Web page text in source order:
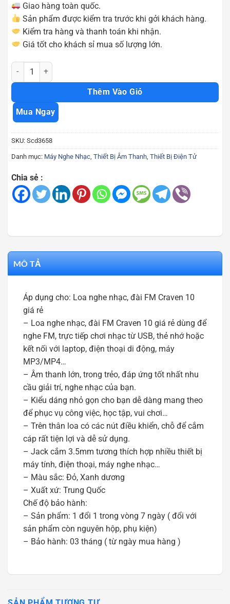
Giao hàng toàn quốc.
Sản phẩm được kiểm tra trước khi gởi khách hàng.
Kiểm tra hàng và thanh toán khi nhận.
Giá tốt cho khách sỉ mua số lượng lớn.
Máy nghe nhạc đài FM Craven 10 Craven 22 cao cấp Scd3658 số
Thêm Vào Giỏ
Mua Ngay
SKU: Scd3658
Danh mục: Máy Nghe Nhạc, Thiết Bị Âm Thanh, Thiết Bị Điện Tử
Chia sẻ :
MÔ TẢ
Áp dụng cho: Loa nghe nhạc, đài FM Craven 10
giá rẻ
– Loa nghe nhạc, đài FM Craven 10 giá rẻ dùng để
nghe FM, trực tiếp chơi nhạc từ USB, thẻ nhớ hoặc
kết nối với laptop, điện thoại di động, máy
MP3/MP4…
– Âm thanh lớn, trong trẻo, đáp ứng tốt nhất nhu
cầu giải trí, nghe nhạc của bạn.
– Kiểu dáng nhỏ gọn cho bạn dễ dàng mang theo
để phục vụ công việc, học tập, vui chơi…
– Trên thân loa có các nút điều khiển, chỗ để cắm
cáp rất tiện lợi và dễ sử dụng.
– Jack cắm 3.5mm tương thích hợp nhiều thiết bị
máy tính, điện thoại, máy nghe nhạc…
– Màu sắc: Đỏ, Xanh dương
– Xuất xứ: Trung Quốc
Chế độ bảo hành:
– Sản phẩm: 1 đổi 1 trong vòng 7 ngày ( đổi với
sản phẩm còn nguyên hộp, phụ kiện)
– Bảo hành: 03 tháng ( từ ngày mua hàng )